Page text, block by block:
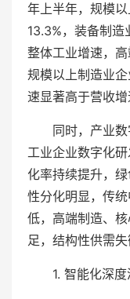
年上半年，规模
13.3%，装备制
整体工业增速，
规模以上制造业
速显著高于营收增
同时，产业
工业企业数字化
化率持续提升，
性分化明显，传
低，高端制造、
足，结构性供需
1. 智能化深